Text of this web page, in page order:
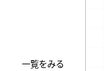
一覧をみる